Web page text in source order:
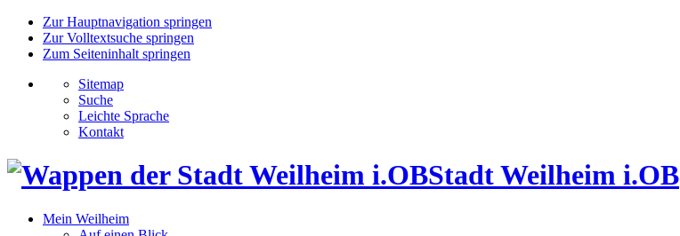
Zur Hauptnavigation springen
Zur Volltextsuche springen
Zum Seiteninhalt springen
Sitemap
Suche
Leichte Sprache
Kontakt
Stadt Weilheim i.OB
Mein Weilheim